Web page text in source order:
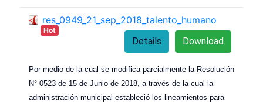
res_0949_21_sep_2018_talento_humano
Hot
Download
Details
Por medio de la cual se modifica parcialmente la Resolución
N° 0523 de 15 de Junio de 2018, a través de la cual la
administración municipal estableció los lineamientos para